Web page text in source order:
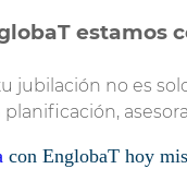
estamos
jubilación no es
planificación,
con EnglobaT hoy